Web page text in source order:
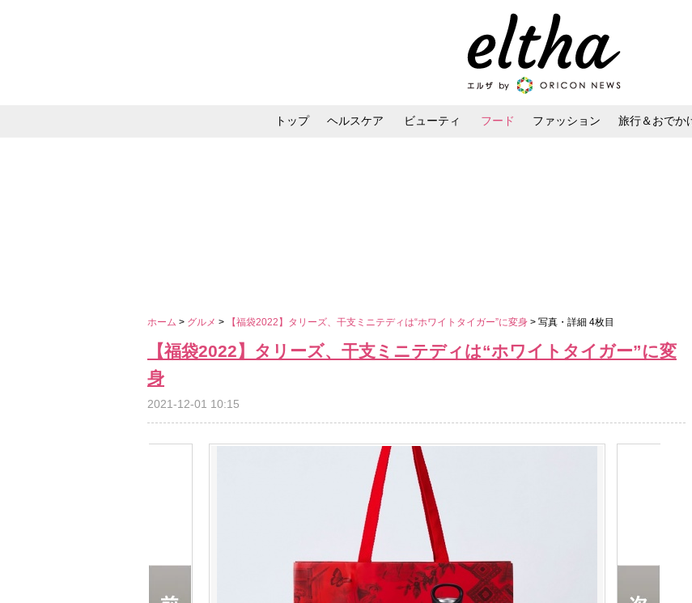
トップ ヘルスケア ビューティ フード ファッション 旅行＆おでか
ホーム > グルメ > 【福袋2022】タリーズ、干支ミニテディは“ホワイトタイガー”に変身 > 写真・詳細 4枚目
【福袋2022】タリーズ、干支ミニテディは“ホワイトタイガー”に変
身
2021-12-01 10:15